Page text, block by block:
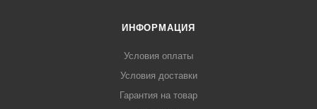
ИНФОРМАЦИЯ
Условия оплаты
Условия доставки
Гарантия на товар